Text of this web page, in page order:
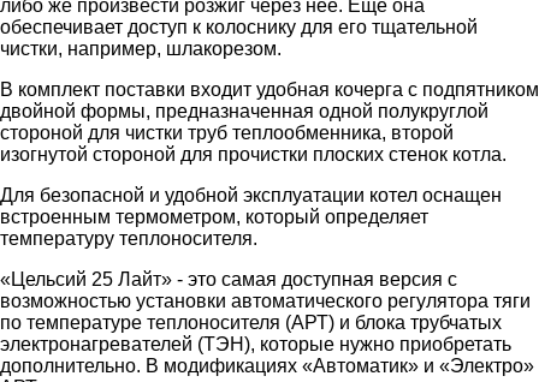
либо же произвести розжиг через нее. Еще она
обеспечивает доступ к колоснику для его тщательной
чистки, например, шлакорезом.
В комплект поставки входит удобная кочерга с подпятником
двойной формы, предназначенная одной полукруглой
стороной для чистки труб теплообменника, второй
изогнутой стороной для прочистки плоских стенок котла.
Для безопасной и удобной эксплуатации котел оснащен
встроенным термометром, который определяет
температуру теплоносителя.
«Цельсий 25 Лайт» - это самая доступная версия с
возможностью установки автоматического регулятора тяги
по температуре теплоносителя (АРТ) и блока трубчатых
электронагревателей (ТЭН), которые нужно приобретать
дополнительно. В модификациях «Автоматик» и «Электро»